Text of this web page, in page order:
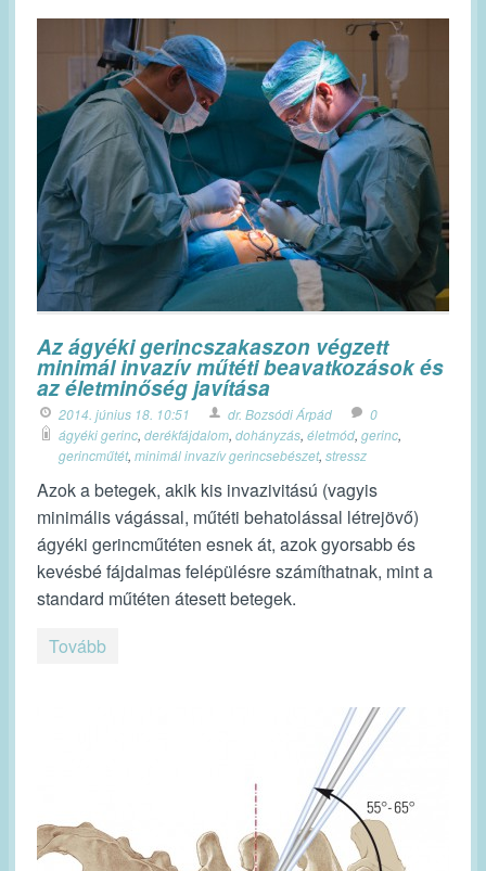
Az ágyéki gerincszakaszon végzett
minimál invazív műtéti beavatkozások és
az életminőség javítása
2014. június 18. 10:51 dr. Bozsódi Árpád
0
ágyéki gerinc, derékfájdalom, dohányzás, életmód, gerinc,
gerincműtét, minimál invazív gerincsebészet, stressz
Azok a betegek, akik kis invazivitású (vagyis
minimális vágással, műtéti behatolással létrejövő)
ágyéki gerincműtéten esnek át, azok gyorsabb és
kevésbé fájdalmas felépülésre számíthatnak, mint a
standard műtéten átesett betegek.
Tovább